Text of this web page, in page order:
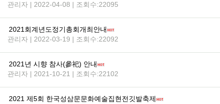
관리자 | 2022-04-08 | 조회수:22095
2021회계년도정기총회개최안내
관리자 | 2022-03-19 | 조회수:22092
2021년 시향 참사(參祀) 안내
관리자 | 2021-10-21 | 조회수:22102
2021 제5회 한국성삼문문화예술집현전깃발축제